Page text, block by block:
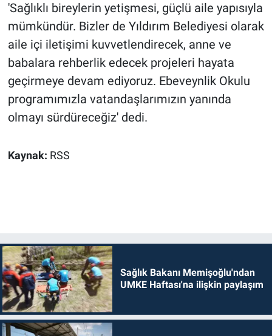
'Sağlıklı bireylerin yetişmesi, güçlü aile yapısıyla
mümkündür. Bizler de Yıldırım Belediyesi olarak
aile içi iletişimi kuvvetlendirecek, anne ve
babalara rehberlik edecek projeleri hayata
geçirmeye devam ediyoruz. Ebeveynlik Okulu
programımızla vatandaşlarımızın yanında
olmayı sürdüreceğiz' dedi.
Kaynak: RSS
Sağlık Bakanı Memişoğlu'ndan
UMKE Haftası'na ilişkin paylaşım